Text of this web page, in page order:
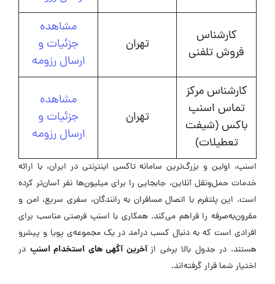
کارشناس
فروش تلفنی
تهران
مشاهده
جزئیات و
ارسال رزومه
کارشناس مرکز
تماس اسنپ
باکس (شیفت
تعطیلات)
تهران
مشاهده
جزئیات و
ارسال رزومه
اسنپ، اولین و بزرگ‌ترین سامانه تاکسی اینترنتی در ایران، با ارائه
خدمات حمل‌ونقل آنلاین، جابجایی را برای میلیون‌ها نفر آسان‌تر کرده
است. این پلتفرم با اتصال مسافران به رانندگان، سفری سریع، امن و
مقرون‌به‌صرفه را فراهم می‌کند. همکاری با اسنپ فرصتی مناسب برای
افرادی است که به دنبال کسب درآمد در یک مجموعه‌ی پویا و پیشرو
هستند. در جدول بالا برخی ازآخرین آگهی های استخدام اسنپ در
اختیار شما قرار گرفته‌اند.